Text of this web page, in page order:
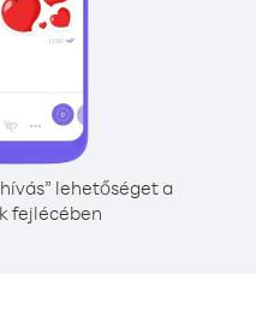
lehetőséget a
fejlécében